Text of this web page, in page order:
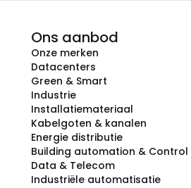
Ons aanbod
Onze merken
Datacenters
Green & Smart
Industrie
Installatiemateriaal
Kabelgoten & kanalen
Energie distributie
Building automation & Control
Data & Telecom
Industriële automatisatie